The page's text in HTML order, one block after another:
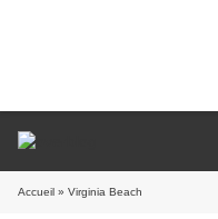
Accueil » Virginia Beach